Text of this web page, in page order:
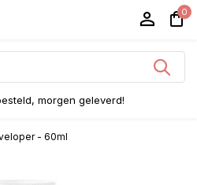
0
morgen geleverd!
- 60ml